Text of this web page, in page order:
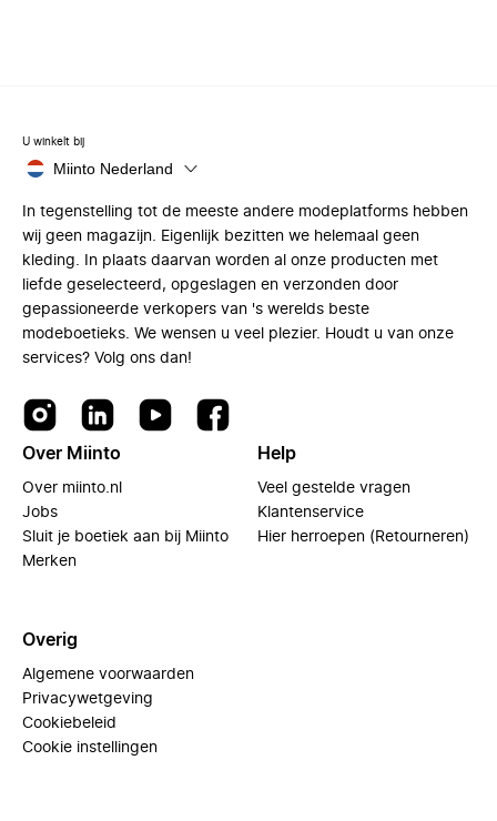
U winkelt bij
Miinto Nederland
In tegenstelling tot de meeste andere modeplatforms hebben
wij geen magazijn. Eigenlijk bezitten we helemaal geen
kleding. In plaats daarvan worden al onze producten met
liefde geselecteerd, opgeslagen en verzonden door
gepassioneerde verkopers van 's werelds beste
modeboetieks. We wensen u veel plezier. Houdt u van onze
services? Volg ons dan!
Over Miinto
Over miinto.nl
Jobs
Sluit je boetiek aan bij Miinto
Merken
Help
Veel gestelde vragen
Klantenservice
Hier herroepen (Retourneren)
Overig
Algemene voorwaarden
Privacywetgeving
Cookiebeleid
Cookie instellingen